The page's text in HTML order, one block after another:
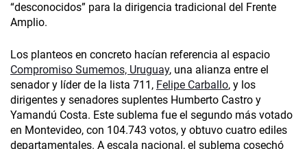
“desconocidos” para la dirigencia tradicional del Frente
Amplio.
Los planteos en concreto hacían referencia al espacio
Compromiso Sumemos, Uruguay, una alianza entre el
senador y líder de la lista 711, Felipe Carballo, y los
dirigentes y senadores suplentes Humberto Castro y
Yamandú Costa. Este sublema fue el segundo más votado
en Montevideo, con 104.743 votos, y obtuvo cuatro ediles
departamentales. A escala nacional, el sublema cosechó